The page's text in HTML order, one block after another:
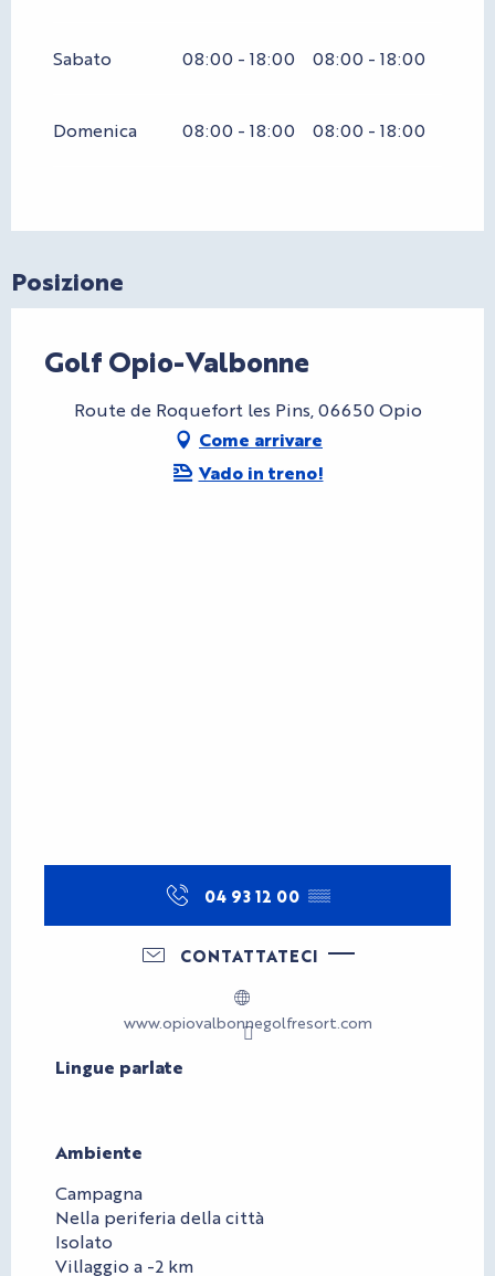
Sabato 08:00 - 18:00 08:00 - 18:00
Domenica 08:00 - 18:00 08:00 - 18:00
Posizione
Golf Opio-Valbonne
Route de Roquefort les Pins, 06650 Opio
Come arrivare
Vado in treno!
04 93 12 00 ▒▒
CONTATTATECI
www.opiovalbonnegolfresort.com
Lingue parlate
Lingue parlate
Ambiente
Ambiente
Campagna
Nella periferia della città
Isolato
Villaggio a -2 km